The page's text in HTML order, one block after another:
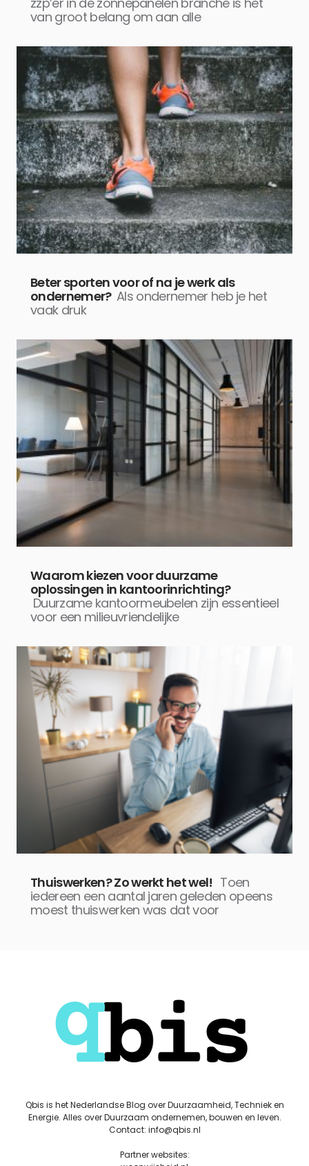
van groot belang om aan alle
Beter sporten voor of na je werk als
ondernemer? Als ondernemer heb je het
vaak druk
Waarom kiezen voor duurzame
oplossingen in kantoorinrichting?
Duurzame kantoormeubelen zijn essentieel
voor een milieuvriendelijke
Thuiswerken? Zo werkt het wel! Toen
iedereen een aantal jaren geleden opeens
moest thuiswerken was dat voor
Qbis is het Nederlandse Blog over Duurzaamheid, Techniek en
Energie. Alles over Duurzaam ondernemen, bouwen en leven.
Contact: info@qbis.nl
Partner websites: